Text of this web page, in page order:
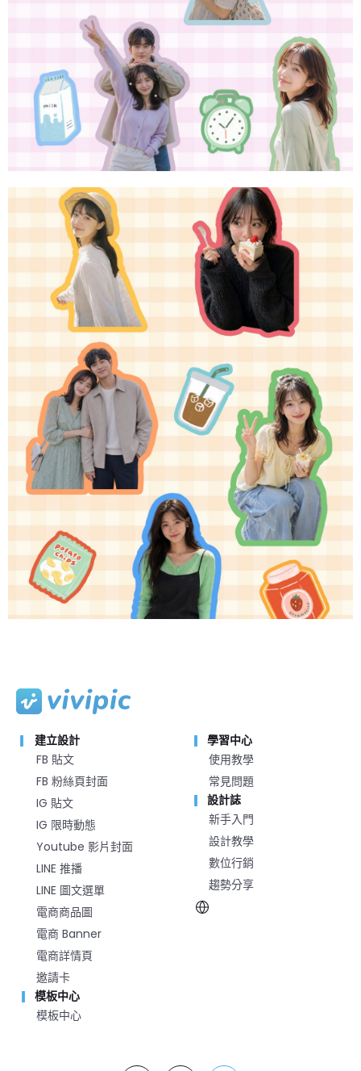
建立設計
FB 貼文
FB 粉絲頁封面
IG 貼文
IG 限時動態
Youtube 影片封面
LINE 推播
LINE 圖文選單
電商商品圖
電商 Banner
電商詳情頁
邀請卡
模板中心
模板中心
學習中心
使用教學
常見問題
設計誌
新手入門
設計教學
數位行銷
趨勢分享